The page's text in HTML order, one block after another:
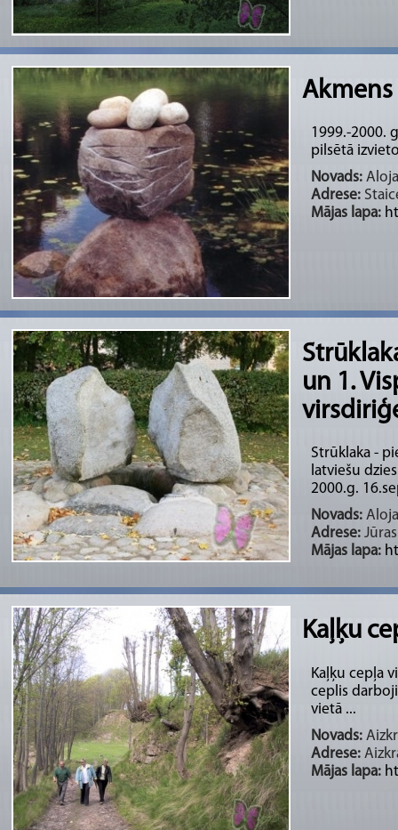
1999.-2000.
pilsētā
Novads:
Adrese:
Mājas lapa:
un 1.
Strūklaka -
latviešu
2000.g.
Novads:
Adrese:
Mājas lapa:
Kaļķu
Kaļķu cepļa
ceplis
vietā ...
Novads:
Adrese:
Mājas lapa: